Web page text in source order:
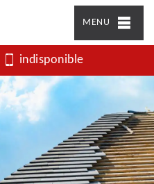
MENU
indisponible